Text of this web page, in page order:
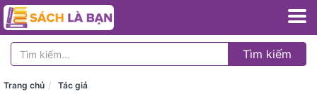
Tìm kiếm
Trang chủ Tác giả